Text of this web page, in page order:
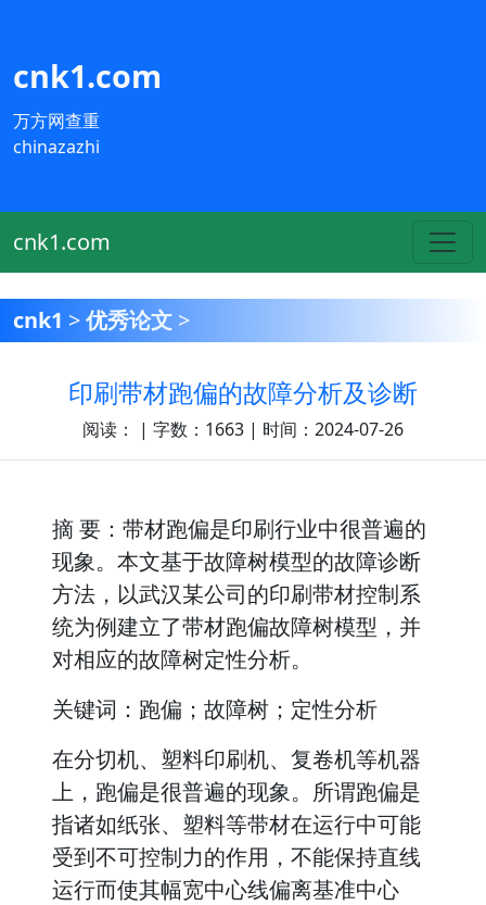
cnk1.com
万方网查重
chinazazhi
cnk1.com
cnk1 >优秀论文 >
印刷带材跑偏的故障分析及诊断
阅读： | 字数：1663 | 时间：2024-07-26
摘 要：带材跑偏是印刷行业中很普遍的
现象。本文基于故障树模型的故障诊断
方法，以武汉某公司的印刷带材控制系
统为例建立了带材跑偏故障树模型，并
对相应的故障树定性分析。
关键词：跑偏；故障树；定性分析
在分切机、塑料印刷机、复卷机等机器
上，跑偏是很普遍的现象。所谓跑偏是
指诸如纸张、塑料等带材在运行中可能
受到不可控制力的作用，不能保持直线
运行而使其幅宽中心线偏离基准中心